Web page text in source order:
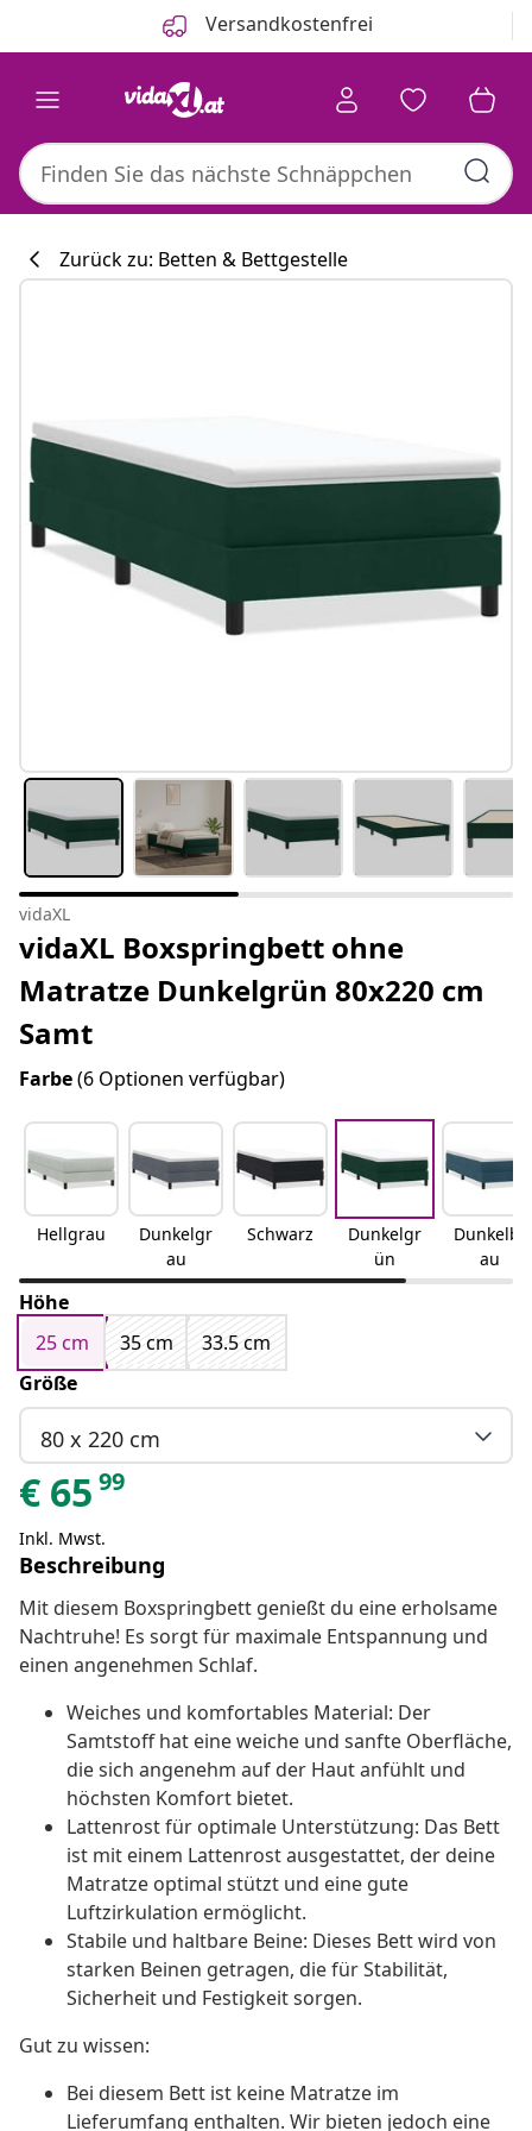
Versandkostenfrei
#sharemevidaxl
Zurück zu: Betten & Bettgestelle
vidaXL
vidaXL Boxspringbett ohne
Matratze Dunkelgrün 80x220 cm
Samt
Farbe(6 Optionen verfügbar)
Hellgrau
Dunkelgr
au
Schwarz
Dunkelgr
ün
Dunkelbl
au
Höhe
25 cm
35 cm
33.5 cm
Größe
80 x 220 cm
€ 65 99
Inkl. Mwst.
Beschreibung
Mit diesem Boxspringbett genießt du eine erholsame
Nachtruhe! Es sorgt für maximale Entspannung und
einen angenehmen Schlaf.
Weiches und komfortables Material: Der
Samtstoff hat eine weiche und sanfte Oberfläche,
die sich angenehm auf der Haut anfühlt und
höchsten Komfort bietet.
Lattenrost für optimale Unterstützung: Das Bett
ist mit einem Lattenrost ausgestattet, der deine
Matratze optimal stützt und eine gute
Luftzirkulation ermöglicht.
Stabile und haltbare Beine: Dieses Bett wird von
starken Beinen getragen, die für Stabilität,
Sicherheit und Festigkeit sorgen.
Gut zu wissen:
Bei diesem Bett ist keine Matratze im
Lieferumfang enthalten. Wir bieten jedoch eine